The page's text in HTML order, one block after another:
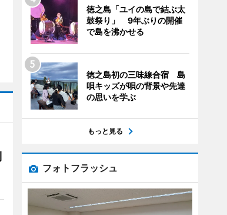
徳之島「ユイの島で結ぶ太
鼓祭り」 9年ぶりの開催
で島を沸かせる
徳之島初の三味線合宿 島
唄キッズが唄の背景や先達
の思いを学ぶ
もっと見る
フォトフラッシュ